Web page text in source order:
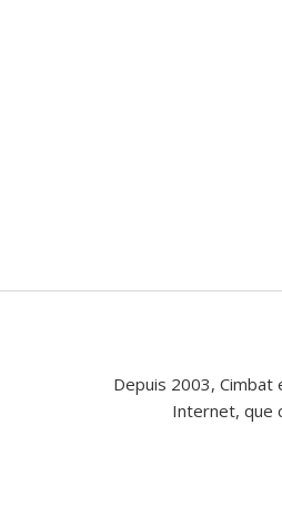
Depuis 2003,
Internet, que